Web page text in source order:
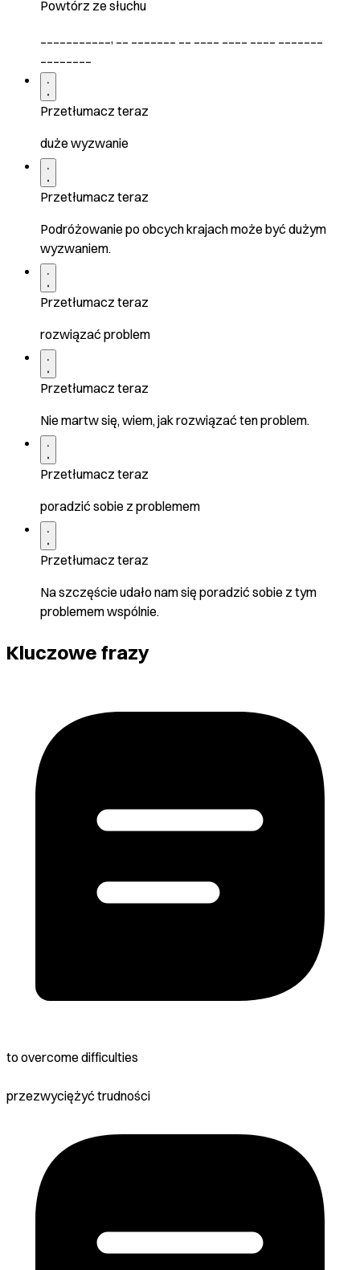
Powtórz ze słuchu
___________, __ _______ __ ____ ____ ____ _______
Przetłumacz teraz
duże wyzwanie
Przetłumacz teraz
Podróżowanie po obcych krajach może być dużym
wyzwaniem.
Przetłumacz teraz
rozwiązać problem
Przetłumacz teraz
Nie martw się, wiem, jak rozwiązać ten problem.
Przetłumacz teraz
poradzić sobie z problemem
Przetłumacz teraz
Na szczęście udało nam się poradzić sobie z tym
problemem wspólnie.
Kluczowe frazy
to overcome difficulties
przezwyciężyć trudności